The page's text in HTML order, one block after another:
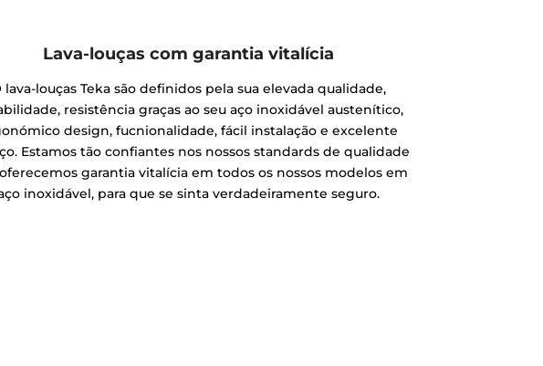
Lava-louças com garantia vitalícia
lava-louças Teka são definidos pela sua elevada qualidade,
resistência graças ao seu aço inoxidável austenítico,
design, fucnionalidade, fácil instalação e excelente
Estamos tão confiantes nos nossos standards de qualidade
garantia vitalícia em todos os nossos modelos em
inoxidável, para que se sinta verdadeiramente seguro.